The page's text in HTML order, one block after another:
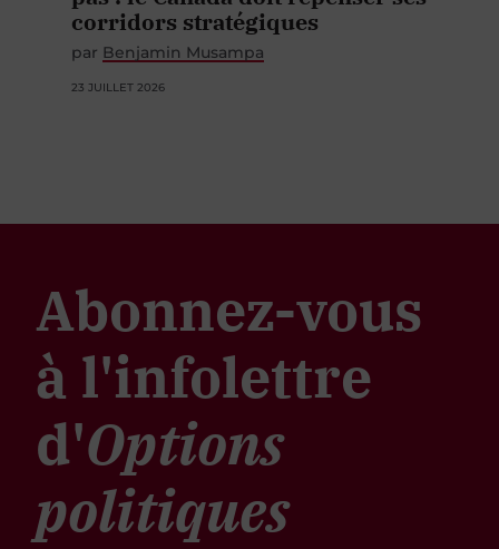
corridors stratégiques
par Benjamin Musampa
23 JUILLET 2026
Abonnez-vous
à l'infolettre
d'Options
politiques